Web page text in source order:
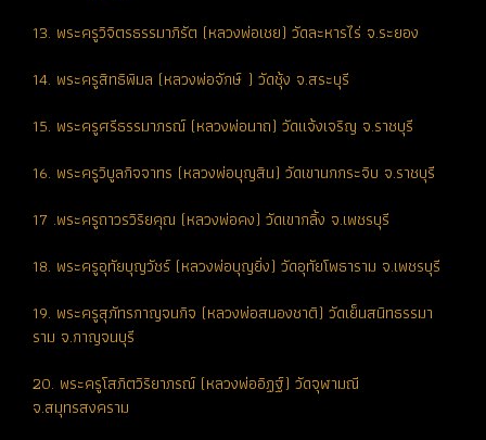
13. พระครูวิจิตรธรรมาภิรัต (หลวงพ่อเชย) วัดละหารไร่ จ.ระยอง
14. พระครูสิทธิพิมล (หลวงพ่อจักษ์ ) วัดชุ้ง จ.สระบุรี
15. พระครูศรีธรรมาภรณ์ (หลวงพ่อนาถ) วัดแจ้งเจริญ จ.ราชบุรี
16. พระครูวิบูลกิจจาทร (หลวงพ่อบุญสิน) วัดเขานกกระจิบ จ.ราชบุรี
17 .พระครูถาวรวิริยคุณ (หลวงพ่อคง) วัดเขากลิ้ง จ.เพชรบุรี
18. พระครูอุทัยบุญวัชร์ (หลวงพ่อบุญยิ่ง) วัดอุทัยโพธาราม จ.เพชรบุรี
19. พระครูสุภัทรกาญจนกิจ (หลวงพ่อสนองชาติ) วัดเย็นสนิทธรรมา
ราม จ.กาญจนบุรี
20. พระครูโสภิตวิริยาภรณ์ (หลวงพ่ออิฏฐ์) วัดจุฬามณี
จ.สมุทรสงคราม